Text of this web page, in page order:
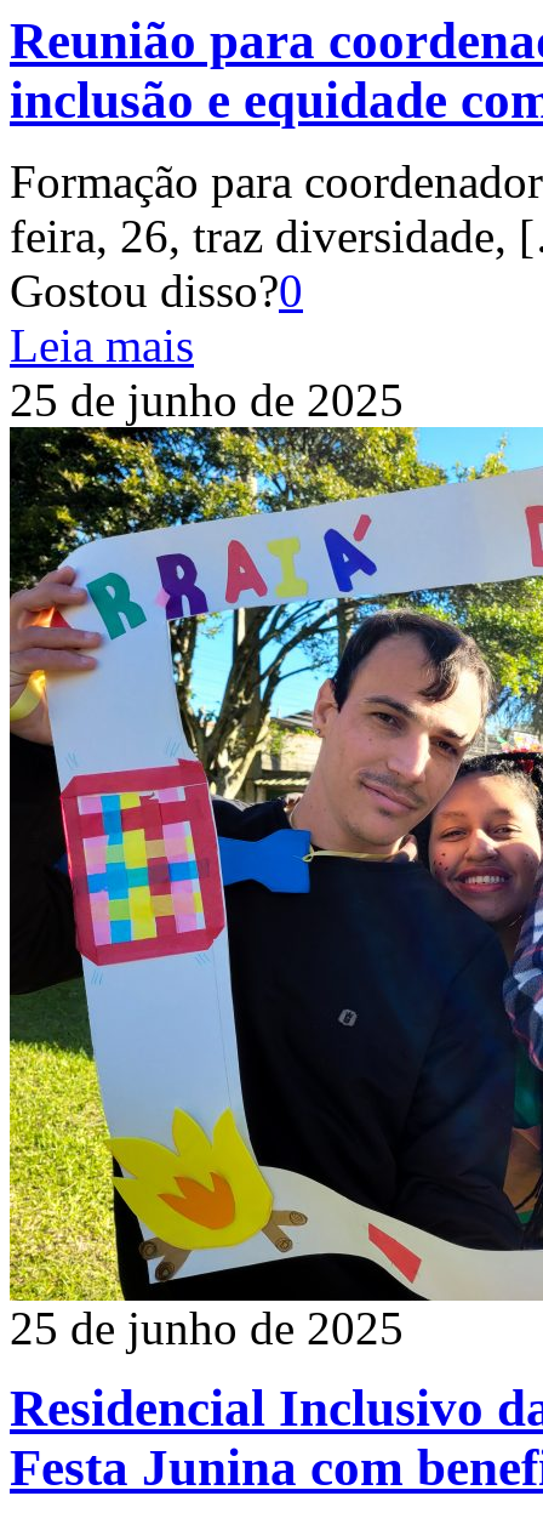
Reunião para
inclusão e equidade
Formação para
feira, 26, traz diversidade,
Gostou disso?0
Leia mais
25 de junho de 2025
25 de junho de 2025
Residencial Inclusivo
Festa Junina com